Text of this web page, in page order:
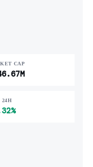
CAP
24H